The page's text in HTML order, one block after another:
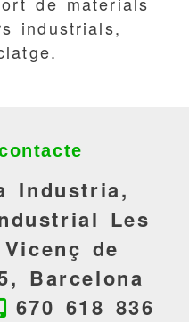
industrials,
Industria,
Les
de
Barcelona
670 618 836